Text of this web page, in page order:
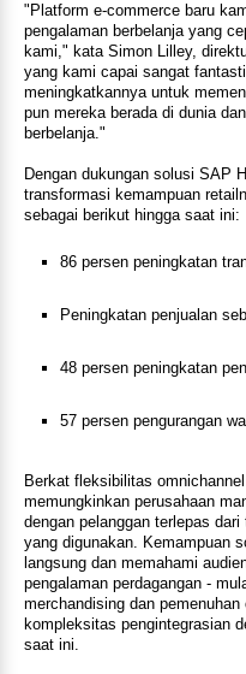
"Platform e-commerce baru
pengalaman berbelanja yang
kami," kata Simon Lilley,
yang kami capai sangat
meningkatkannya untuk
pun mereka berada di dunia
berbelanja."
Dengan dukungan solusi SAP
transformasi kemampuan
sebagai berikut hingga saat ini:
86 persen peningkatan
Peningkatan penjualan
48 persen peningkatan
57 persen pengurangan
Berkat fleksibilitas
memungkinkan perusahaan
dengan pelanggan terlepas
yang digunakan. Kemampuan
langsung dan memahami
pengalaman perdagangan -
merchandising dan
kompleksitas pengintegrasian
saat ini.